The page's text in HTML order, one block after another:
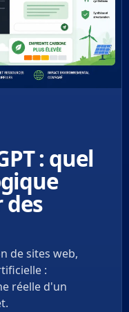
: quel
des
de sites web,
:
réelle d'un